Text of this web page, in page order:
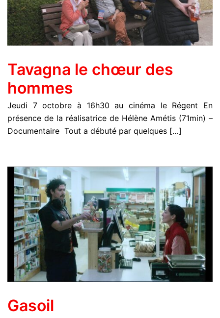
Tavagna le chœur des
hommes
Jeudi 7 octobre à 16h30 au cinéma le Régent En
présence de la réalisatrice de Hélène Amétis (71min) –
Documentaire Tout a débuté par quelques […]
Gasoil